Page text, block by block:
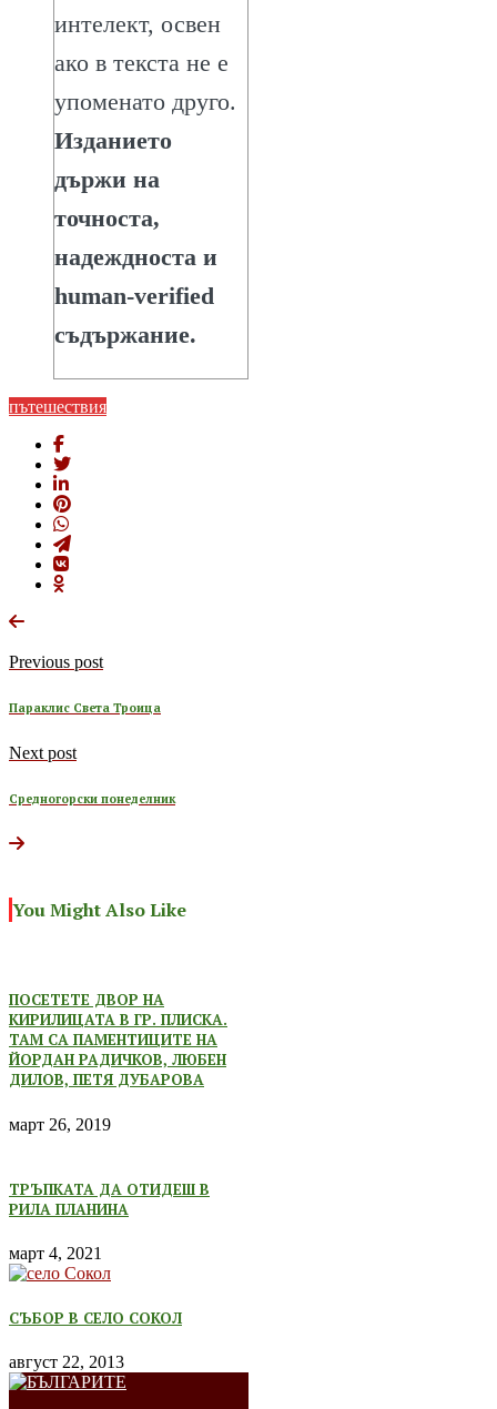
интелект, освен
ако в текста не е
упоменато друго.
Изданието
държи на
точноста,
надеждноста и
human-verified
съдържание.
пътешествия
Previous post
Параклис Света Троица
Next post
Средногорски понеделник
You Might Also Like
ПОСЕТЕТЕ ДВОР НА
КИРИЛИЦАТА В ГР. ПЛИСКА.
ТАМ СА ПАМЕНТИЦИТЕ НА
ЙОРДАН РАДИЧКОВ, ЛЮБЕН
ДИЛОВ, ПЕТЯ ДУБАРОВА
март 26, 2019
ТРЪПКАТА ДА ОТИДЕШ В
РИЛА ПЛАНИНА
март 4, 2021
СЪБОР В СЕЛО СОКОЛ
август 22, 2013